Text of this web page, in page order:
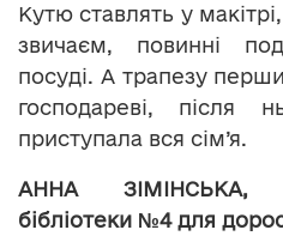
Кутю ставлять у
звичаєм, повинні
посуді. А трапезу
господареві, після
приступала вся сім’я.
АННА ЗІМІНСЬКА,
бібліотеки №4 для